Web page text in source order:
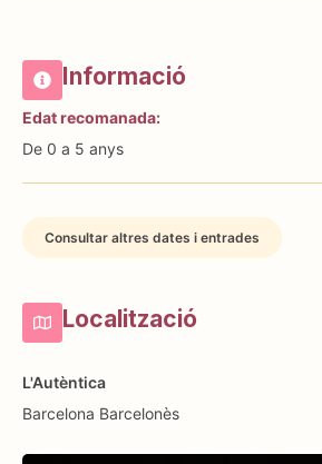
Informació
Edat recomanada:
De 0 a 5 anys
Consultar altres dates i entrades
Localització
L'Autèntica
Barcelona Barcelonès